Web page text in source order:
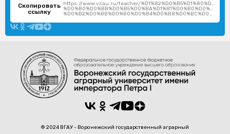
Скопировать
ссылку
https://www.vsau.ru/teacher/
%D0%B2%D0%BB%D0%B0%D0%B4%D0%B8%D0%BC%D0%B8%D1%80%D0%BE%D0%B2%D0%BD%D0%B0/
© 2024 ВГАУ - Воронежский государственный аграрный